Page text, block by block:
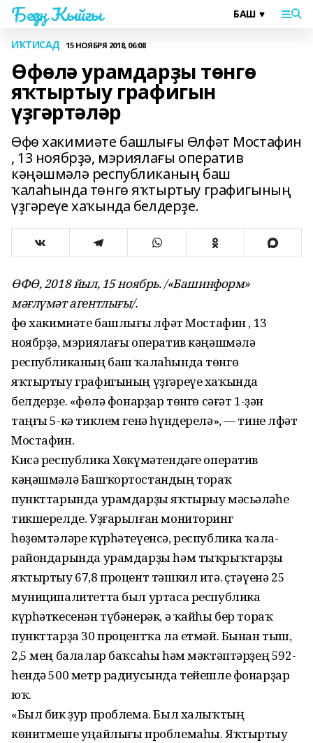
Беҙҙең Ҡыйғы
ИҠТИСАД 15 НОЯБРЯ 2018, 06:08
Өфөлә урамдарҙы төнгө
яҡтыртыу графигын
үҙгәртәләр
Өфө хакимиәте башлығы Өлфәт Мостафин
, 13 ноябрҙә, мэриялағы оператив
кәңәшмәлә республиканың баш
ҡалаһында төнгө яҡтыртыу графигының
үҙгәреүе хаҡында белдерҙе.
ӨФӨ, 2018 йыл, 15 ноябрь. /«Башинформ»
мәғлүмәт агентлығы/.
Өфө хакимиәте башлығы Өлфәт Мостафин , 13
ноябрҙә, мэриялағы оператив кәңәшмәлә
республиканың баш ҡалаһында төнгө
яҡтыртыу графигының үҙгәреүе хаҡында
белдерҙе. «Өфөлә фонарҙар төнгө сәғәт 1-ҙән
таңғы 5-кә тиклем генә һүндерелә», — тине Өлфәт
Мостафин.
Кисә республика Хөкүмәтендәге оператив
кәңәшмәлә Башҡортостандың тораҡ
пункттарында урамдарҙы яҡтырыу мәсьәләһе
тикшерелде. Уҙғарылған мониторинг
һөҙөмтәләре күрһәтеүенсә, республика ҡала-
райондарында урамдарҙы һәм тыҡрыҡтарҙы
яҡтыртыу 67,8 процент тәшкил итә. Өҫтәүенә 25
муниципалитетта был уртаса республика
күрһәткесенән түбәнерәк, ә ҡайһы бер тораҡ
пункттарҙа 30 процентҡа ла етмәй. Бынан тыш,
2,5 мең балалар баҡсаһы һәм мәктәптәрҙең 592-
һендә 500 метр радиусында тейешле фонарҙар
юҡ.
«Был бик ҙур проблема. Был халыҡтың
көнитмеше уңайлығы проблемаһы. Яҡтыртыу